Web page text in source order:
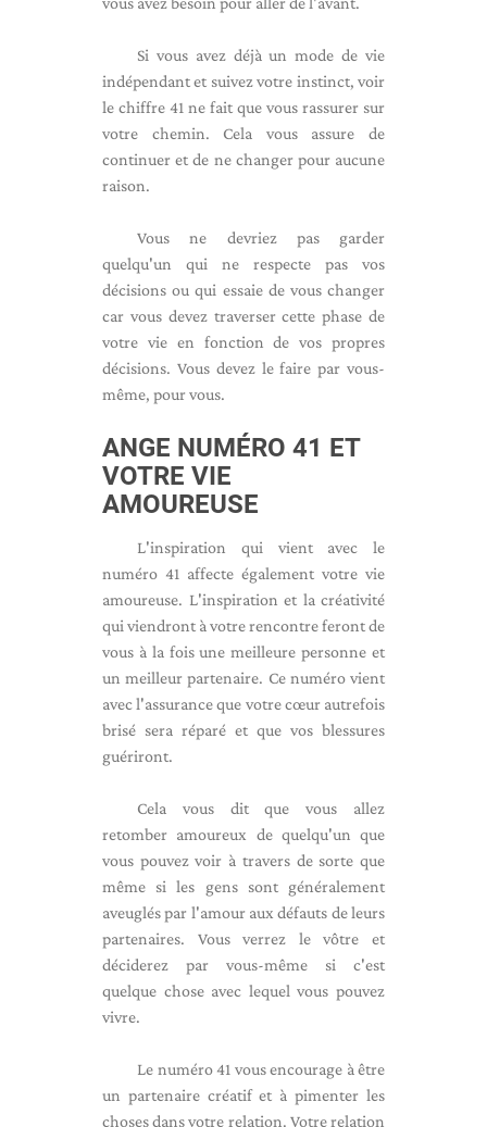
Si vous avez déjà un mode de vie
indépendant et suivez votre instinct, voir
le chiffre 41 ne fait que vous rassurer sur
votre chemin. Cela vous assure de
continuer et de ne changer pour aucune
raison.
Vous ne devriez pas garder
quelqu'un qui ne respecte pas vos
décisions ou qui essaie de vous changer
car vous devez traverser cette phase de
votre vie en fonction de vos propres
décisions. Vous devez le faire par vous-
même, pour vous.
ANGE NUMÉRO 41 ET
VOTRE VIE
AMOUREUSE
L'inspiration qui vient avec le
numéro 41 affecte également votre vie
amoureuse. L'inspiration et la créativité
qui viendront à votre rencontre feront de
vous à la fois une meilleure personne et
un meilleur partenaire. Ce numéro vient
avec l'assurance que votre cœur autrefois
brisé sera réparé et que vos blessures
guériront.
Cela vous dit que vous allez
retomber amoureux de quelqu'un que
vous pouvez voir à travers de sorte que
même si les gens sont généralement
aveuglés par l'amour aux défauts de leurs
partenaires. Vous verrez le vôtre et
déciderez par vous-même si c'est
quelque chose avec lequel vous pouvez
vivre.
Le numéro 41 vous encourage à être
un partenaire créatif et à pimenter les
choses dans votre relation. Votre relation